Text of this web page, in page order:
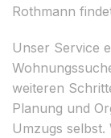
Rothmann
Unser Service
weiteren
Planung und
Umzugs